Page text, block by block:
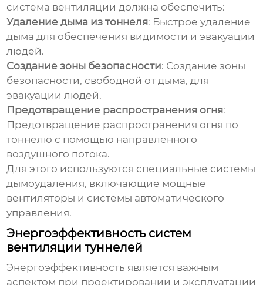
система вентиляции должна обеспечить:
Удаление дыма из тоннеля: Быстрое удаление
дыма для обеспечения видимости и эвакуации
людей.
Создание зоны безопасности: Создание зоны
безопасности, свободной от дыма, для
эвакуации людей.
Предотвращение распространения огня:
Предотвращение распространения огня по
тоннелю с помощью направленного
воздушного потока.
Для этого используются специальные системы
дымоудаления, включающие мощные
вентиляторы и системы автоматического
управления.
Энергоэффективность систем
вентиляции туннелей
Энергоэффективность является важным
аспектом при проектировании и эксплуатации